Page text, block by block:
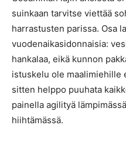
suinkaan tarvitse viettää
harrastusten parissa. Osa
vuodenaikasidonnaisia:
hankalaa, eikä kunnon
istuskelu ole maalimiehille
sitten helppo puuhata
painella agilityä
hiihtämässä.